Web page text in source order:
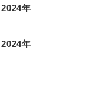
2024年
2024年